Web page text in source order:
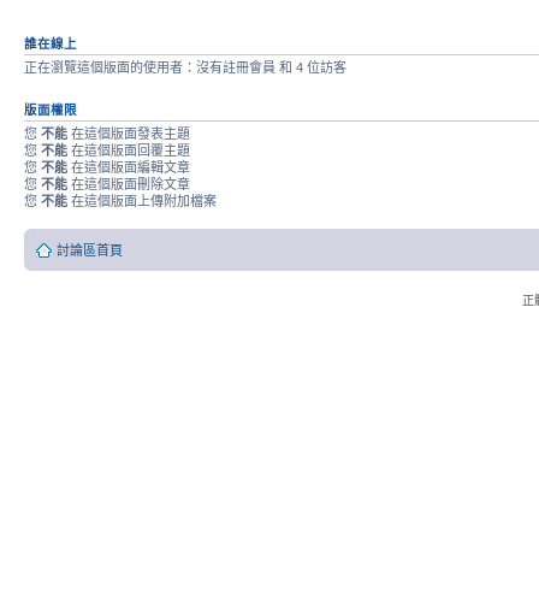
誰在線上
正在瀏覽這個版面的使用者：沒有註冊會員 和 4 位訪客
版面權限
您 不能 在這個版面發表主題
您 不能 在這個版面回覆主題
您 不能 在這個版面編輯文章
您 不能 在這個版面刪除文章
您 不能 在這個版面上傳附加檔案
討論區首頁
正